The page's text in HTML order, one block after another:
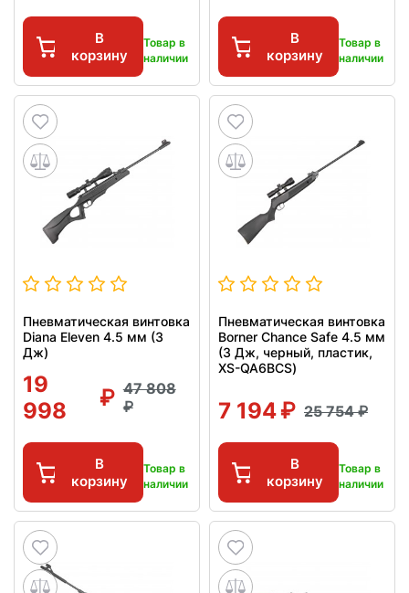
В
корзину
Товар в
наличии
В
корзину
Товар в
наличии
Пневматическая винтовка
Diana Eleven 4.5 мм (3
Дж)
19
998
47 808
В
корзину
Товар в
наличии
Пневматическая винтовка
Borner Chance Safe 4.5 мм
(3 Дж, черный, пластик,
XS-QA6BCS)
7 194 25 754
В
корзину
Товар в
наличии